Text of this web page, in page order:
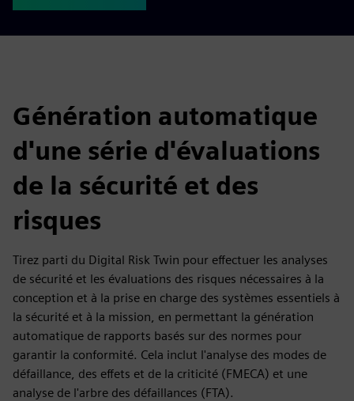
Génération automatique
d'une série d'évaluations
de la sécurité et des
risques
Tirez parti du Digital Risk Twin pour effectuer les analyses
de sécurité et les évaluations des risques nécessaires à la
conception et à la prise en charge des systèmes essentiels à
la sécurité et à la mission, en permettant la génération
automatique de rapports basés sur des normes pour
garantir la conformité. Cela inclut l'analyse des modes de
défaillance, des effets et de la criticité (FMECA) et une
analyse de l'arbre des défaillances (FTA).